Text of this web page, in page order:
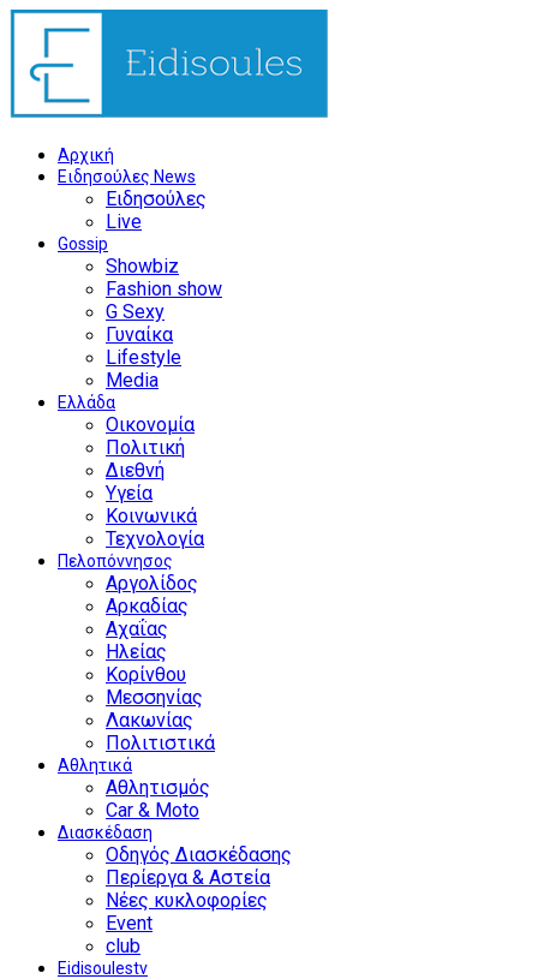
Αρχική
Ειδησούλες News
Ειδησούλες
Live
Gossip
Showbiz
Fashion show
G Sexy
Γυναίκα
Lifestyle
Media
Ελλάδα
Οικονομία
Πολιτική
Διεθνή
Υγεία
Κοινωνικά
Τεχνολογία
Πελοπόννησος
Αργολίδος
Αρκαδίας
Αχαΐας
Ηλείας
Κορίνθου
Μεσσηνίας
Λακωνίας
Πολιτιστικά
Αθλητικά
Αθλητισμός
Car & Moto
Διασκέδαση
Οδηγός Διασκέδασης
Περίεργα & Αστεία
Νέες κυκλοφορίες
Event
club
Eidisoulestv